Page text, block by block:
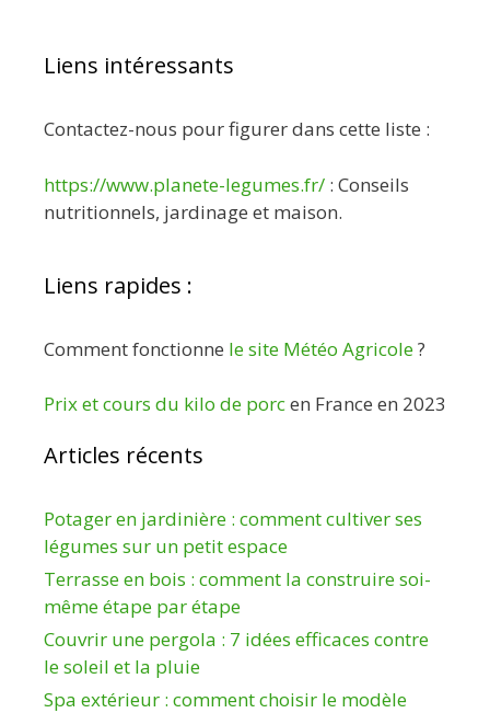
Liens intéressants
Contactez-nous pour figurer dans cette liste :
https://www.planete-legumes.fr/ : Conseils
nutritionnels, jardinage et maison.
Liens rapides :
Comment fonctionne le site Météo Agricole?
Prix et cours du kilo de porcen France en 2023
Articles récents
Potager en jardinière : comment cultiver ses
légumes sur un petit espace
Terrasse en bois : comment la construire soi-
même étape par étape
Couvrir une pergola : 7 idées efficaces contre
le soleil et la pluie
Spa extérieur : comment choisir le modèle